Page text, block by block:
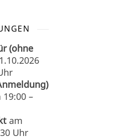
(ohne
19:00 –
am
Uhr